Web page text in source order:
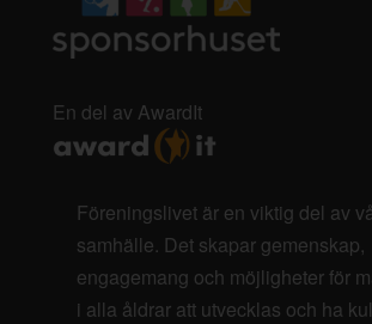
En del av AwardIt
Föreningslivet är en viktig del av
samhälle. Det skapar gemenskap,
engagemang och möjligheter för
i alla åldrar att utvecklas och ha